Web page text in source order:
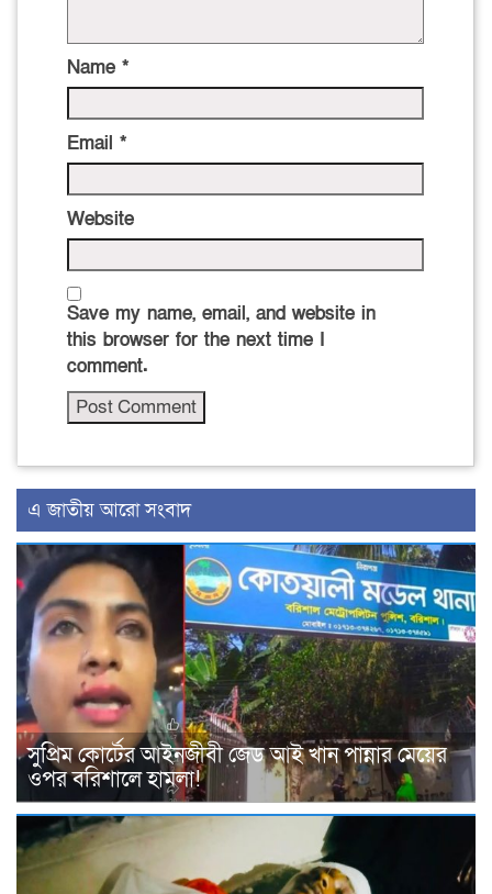
Name *
Email *
Website
Save my name, email, and website in
this browser for the next time I
comment.
এ জাতীয় আরো সংবাদ
সুপ্রিম কোর্টের আইনজীবী জেড আই খান পান্নার মেয়ের
ওপর বরিশালে হামলা!